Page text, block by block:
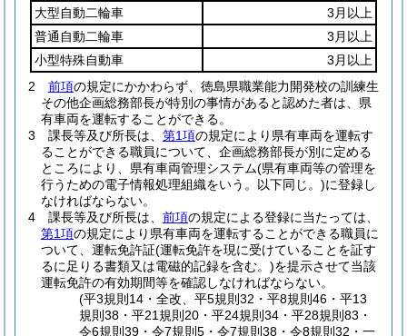
大型自動二輪車
3月以上
普通自動二輪車
3月以上
小型特殊自動車
3月以上
2
前項の規定にかかわらず、徳島県職業能力開発校の訓練生
その他企画総務部長が特別の事情があると認めた者は、県
有車両を運転することができる。
3
課長等及び所長は、 第1項の規定により県有車両を運転す
ることができる職員について、企画総務部長が別に定める
ところにより、県有車両管理システム(県有車両等の管理を
行うための電子情報処理組織をいう。以下同じ。)に登録し
なければならない。
4
課長等及び所長は、 前項の規定による登録に当たっては、
第1項の規定により県有車両を運転することができる職員に
ついて、運転免許証(運転免許を現に受けていることを証す
るに足りる書類又は電磁的記録を含む。)を提示させて当該
運転免許の有効期間等を確認しなければならない。
(平3規則14・全改、平5規則32・平8規則46・平13
規則38・平21規則20・平24規則34・平28規則83・
令6規則39・令7規則5・令7規則38・令8規則32・一